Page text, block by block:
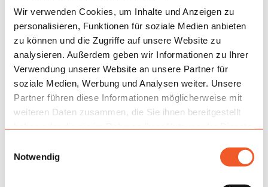
Wir verwenden Cookies, um Inhalte und Anzeigen zu
personalisieren, Funktionen für soziale Medien anbieten
zu können und die Zugriffe auf unsere Website zu
analysieren. Außerdem geben wir Informationen zu Ihrer
Verwendung unserer Website an unsere Partner für
soziale Medien, Werbung und Analysen weiter. Unsere
Partner führen diese Informationen möglicherweise mit
weiteren Daten zusammen, die Sie ihnen bereitgestellt
Notwendig
Garantie verringert das Investitionsrisiko bei einem
intensiven Auftragskalender.